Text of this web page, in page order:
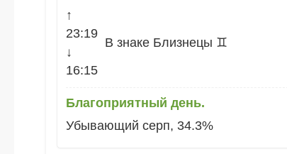
↑
23:19
↓
16:15
В знаке Близнецы ♊
Благоприятный день.
Убывающий серп, 34.3%